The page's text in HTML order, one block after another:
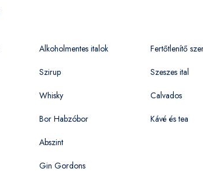
Alkoholmentes italok
Szirup
Whisky
Bor Habzóbor
Abszint
Gin Gordons
Fertőtlenítő
Szeszes ital
Calvados
Kávé és tea